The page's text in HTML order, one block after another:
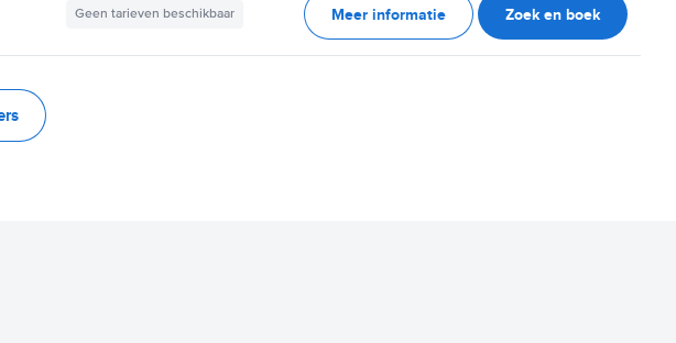
Geen tarieven beschikbaar Meer informatie Zoek en boek